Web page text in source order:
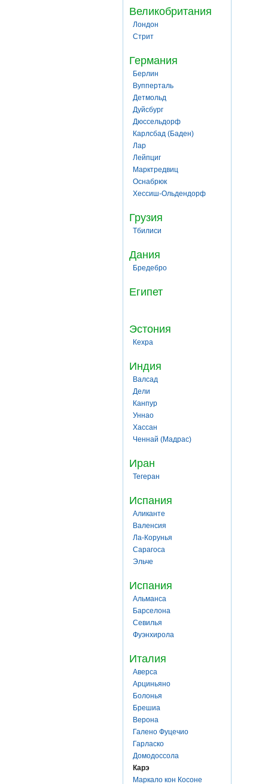
Великобритания
Лондон
Стрит
Германия
Берлин
Вупперталь
Детмольд
Дуйсбург
Дюссельдорф
Карлсбад (Баден)
Лар
Лейпциг
Марктредвиц
Оснабрюк
Хессиш-Ольдендорф
Грузия
Тбилиси
Дания
Бредебро
Египет
Эстония
Кехра
Индия
Валсад
Дели
Канпур
Уннао
Хассан
Ченнай (Мадрас)
Иран
Тегеран
Испания
Аликанте
Валенсия
Ла-Корунья
Сарагоса
Эльче
Испания
Альманса
Барселона
Севилья
Фуэнхирола
Италия
Аверса
Арциньяно
Болонья
Брешиа
Верона
Галено Фуцечио
Гарласко
Домодоссола
Карэ
Маркало кон Косоне